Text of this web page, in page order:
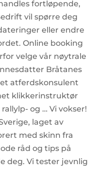
fortløpende,
vil spørre deg
eller endre
Online booking
velge vår nøytrale
Bråtanes
atferdskonsulent
klikkerinstruktør
og … Vi vokser!
laget av
med skinn fra
råd og tips på
deg. Vi tester jevnlig